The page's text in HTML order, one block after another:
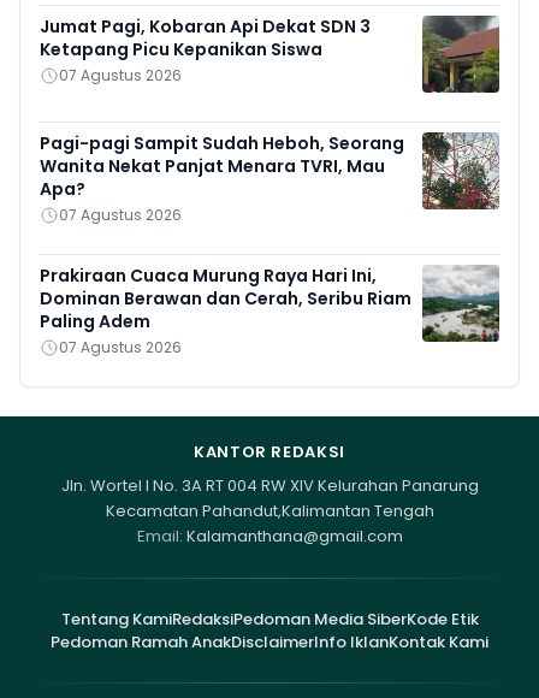
Jumat Pagi, Kobaran Api Dekat SDN 3
Ketapang Picu Kepanikan Siswa
07 Agustus 2026
Pagi-pagi Sampit Sudah Heboh, Seorang
Wanita Nekat Panjat Menara TVRI, Mau
Apa?
07 Agustus 2026
Prakiraan Cuaca Murung Raya Hari Ini,
Dominan Berawan dan Cerah, Seribu Riam
Paling Adem
07 Agustus 2026
KANTOR REDAKSI
Jln. Wortel I No. 3A RT 004 RW XIV Kelurahan Panarung
Kecamatan Pahandut,Kalimantan Tengah
Email: Kalamanthana@gmail.com
Tentang KamiRedaksiPedoman Media SiberKode Etik
Pedoman Ramah AnakDisclaimerInfo IklanKontak Kami